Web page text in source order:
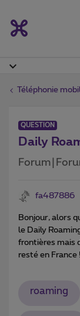
Téléphonie
QUESTION
Daily
fa487886
Bonjour, alors
le Daily
frontières mais
resté en France !
roaming